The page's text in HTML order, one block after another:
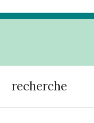
recherche